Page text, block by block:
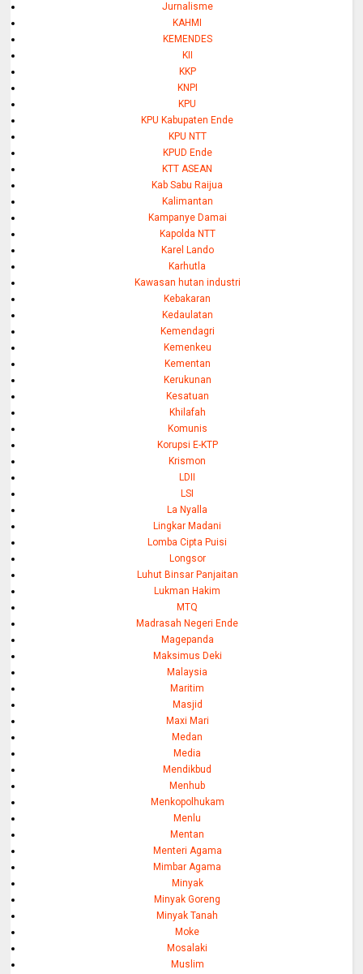
Jurnalisme
KAHMI
KEMENDES
KII
KKP
KNPI
KPU
KPU Kabupaten Ende
KPU NTT
KPUD Ende
KTT ASEAN
Kab Sabu Raijua
Kalimantan
Kampanye Damai
Kapolda NTT
Karel Lando
Karhutla
Kawasan hutan industri
Kebakaran
Kedaulatan
Kemendagri
Kemenkeu
Kementan
Kerukunan
Kesatuan
Khilafah
Komunis
Korupsi E-KTP
Krismon
LDII
LSI
La Nyalla
Lingkar Madani
Lomba Cipta Puisi
Longsor
Luhut Binsar Panjaitan
Lukman Hakim
MTQ
Madrasah Negeri Ende
Magepanda
Maksimus Deki
Malaysia
Maritim
Masjid
Maxi Mari
Medan
Media
Mendikbud
Menhub
Menkopolhukam
Menlu
Mentan
Menteri Agama
Mimbar Agama
Minyak
Minyak Goreng
Minyak Tanah
Moke
Mosalaki
Muslim